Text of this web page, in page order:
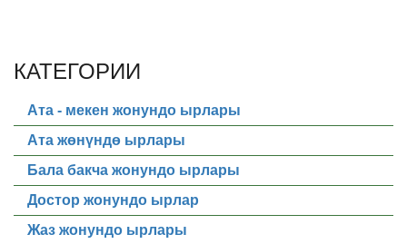
КАТЕГОРИИ
Ата - мекен жонундо ырлары
Ата жөнүндө ырлары
Бала бакча жонундо ырлары
Достор жонундо ырлар
Жаз жонундо ырлары